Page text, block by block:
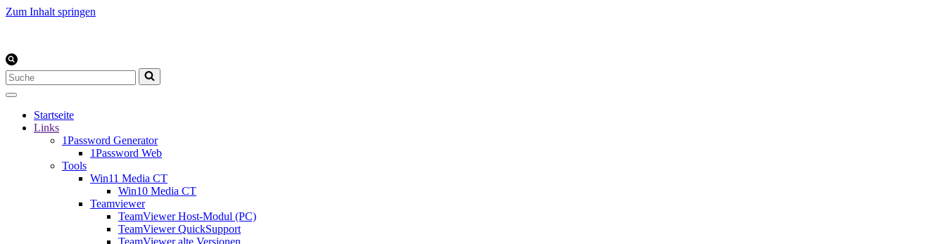
Zum Inhalt springen
Suchen
nach …
Startseite
Links
1Password Generator
1Password Web
Tools
Win11 Media CT
Win10 Media CT
Teamviewer
TeamViewer Host-Modul (PC)
TeamViewer QuickSupport
TeamViewer alte Versionen